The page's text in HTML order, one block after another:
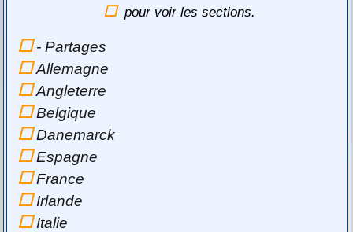
pour voir les sections.
- Partages
Allemagne
Angleterre
Belgique
Danemarck
Espagne
France
Irlande
Italie